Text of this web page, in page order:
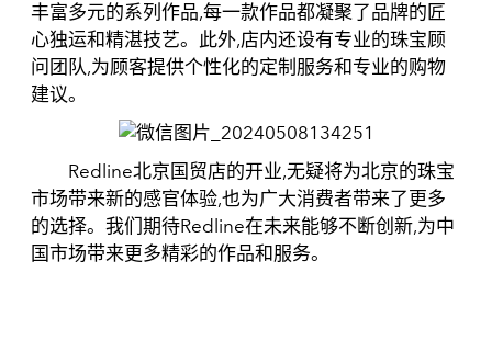
丰富多元的系列作品,每一款作品都凝聚了品牌的匠
心独运和精湛技艺。此外,店内还设有专业的珠宝顾
问团队,为顾客提供个性化的定制服务和专业的购物
建议。
Redline北京国贸店的开业,无疑将为北京的珠宝
市场带来新的感官体验,也为广大消费者带来了更多
的选择。我们期待Redline在未来能够不断创新,为中
国市场带来更多精彩的作品和服务。